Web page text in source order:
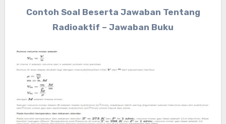
Contoh Soal Beserta Jawaban Tentang
Radioaktif – Jawaban Buku